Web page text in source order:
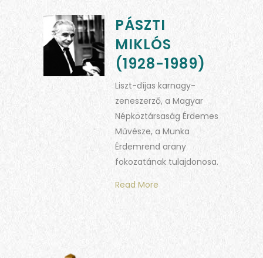
PÁSZTI
MIKLÓS
(1928-1989)
Liszt-díjas karnagy-
zeneszerző, a Magyar
Népköztársaság Érdemes
Művésze, a Munka
Érdemrend arany
fokozatának tulajdonosa.
Read More